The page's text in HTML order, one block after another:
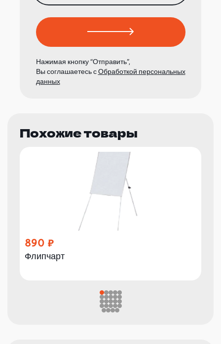
Нажимая кнопку “Отправить”,
Вы соглашаетесь сОбработкой персональных
данных
Похожие товары
890
Флипчарт